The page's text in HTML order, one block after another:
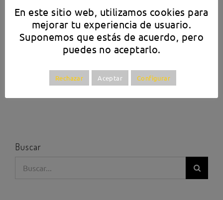
Buscar
En este sitio web, utilizamos cookies para
mejorar tu experiencia de usuario.
Suponemos que estás de acuerdo, pero
puedes no aceptarlo.
Rechazar Aceptar Configurar